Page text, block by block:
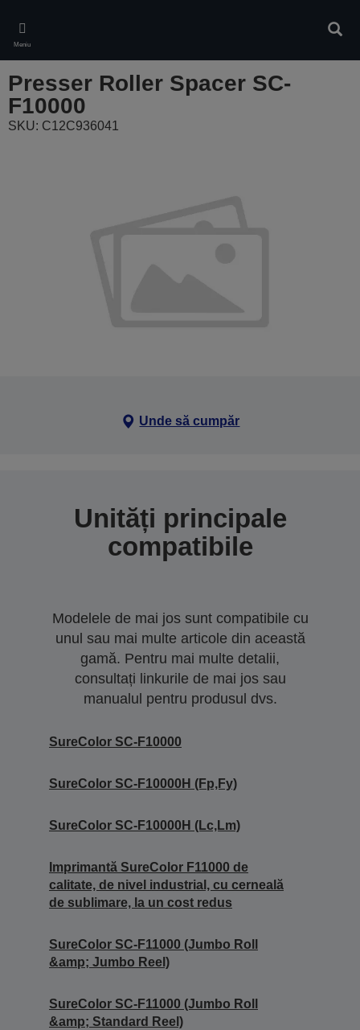
main
content
Meniu
Presser Roller Spacer SC-
F10000
SKU: C12C936041
Unde să cumpăr
Unități principale
compatibile
Modelele de mai jos sunt compatibile cu
unul sau mai multe articole din această
gamă. Pentru mai multe detalii,
consultați linkurile de mai jos sau
manualul pentru produsul dvs.
SureColor SC-F10000
SureColor SC-F10000H (Fp,Fy)
SureColor SC-F10000H (Lc,Lm)
Imprimantă SureColor F11000 de
calitate, de nivel industrial, cu cerneală
de sublimare, la un cost redus
SureColor SC-F11000 (Jumbo Roll
&amp; Jumbo Reel)
SureColor SC-F11000 (Jumbo Roll
&amp; Standard Reel)